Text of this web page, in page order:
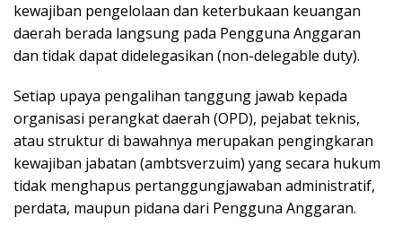
kewajiban pengelolaan dan keterbukaan keuangan
daerah berada langsung pada Pengguna Anggaran
dan tidak dapat didelegasikan (non-delegable duty).
Setiap upaya pengalihan tanggung jawab kepada
organisasi perangkat daerah (OPD), pejabat teknis,
atau struktur di bawahnya merupakan pengingkaran
kewajiban jabatan (ambtsverzuim) yang secara hukum
tidak menghapus pertanggungjawaban administratif,
perdata, maupun pidana dari Pengguna Anggaran.